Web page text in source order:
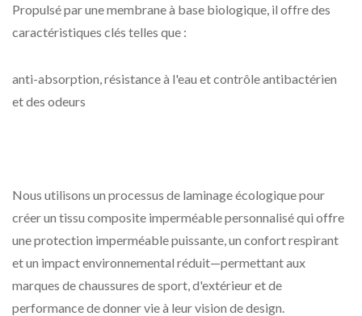
Propulsé par une membrane à base biologique, il offre des
caractéristiques clés telles que :
anti-absorption, résistance à l'eau et contrôle antibactérien
et des odeurs
Nous utilisons un processus de laminage écologique pour
créer un tissu composite imperméable personnalisé qui offre
une protection imperméable puissante, un confort respirant
et un impact environnemental réduit—permettant aux
marques de chaussures de sport, d'extérieur et de
performance de donner vie à leur vision de design.